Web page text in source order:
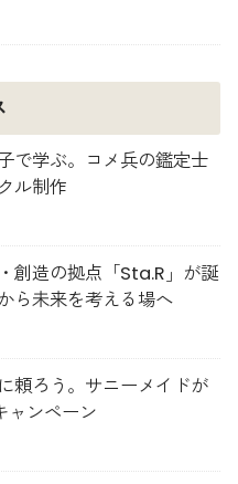
で学ぶ。コメ兵の鑑定士
ル制作
創造の拠点「Sta.R」が誕
ら未来を考える場へ
頼ろう。サニーメイドが
ンペーン